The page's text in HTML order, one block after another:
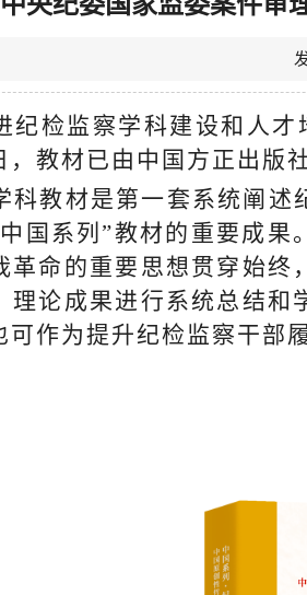
纪检监察学科建设和人
，教材已由中国方正出版
科教材是第一套系统阐
国系列”教材的重要成
革命的重要思想贯穿始
理论成果进行系统总结
可作为提升纪检监察干部